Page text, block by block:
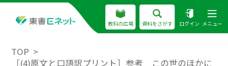
教科の広場 資料をさがす ログイン メニュー
TOP
［(4)原文と口語訳プリント］参考 この世のほかに